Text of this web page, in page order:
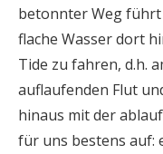
betonnter Weg
flache Wasser dort
Tide zu fahren, d.h.
auflaufenden Flut
hinaus mit der
für uns bestens auf: